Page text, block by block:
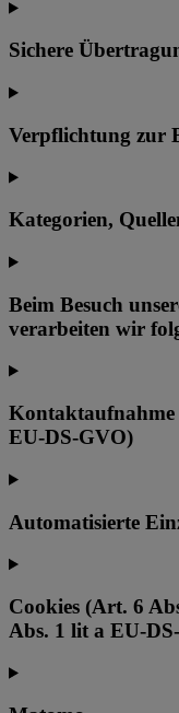
Sichere
Verpflichtung zur
Kategorien,
Beim Besuch
verarbeiten wir
EU-DS-GVO)
Automatisierte
Cookies (Art. 6
Abs. 1 lit a EU-